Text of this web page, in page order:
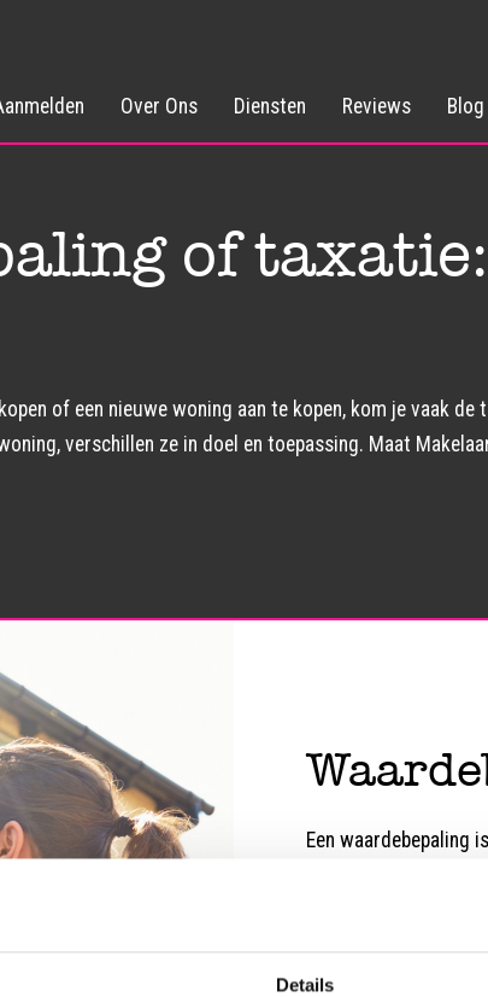
Details
Over Ons Diensten Reviews Blog
of
of een nieuwe woning aan te kopen, kom je vaak
verschillen ze in doel en toepassing. Maat
Een waardebepaling
woning. Makelaars
het oriënteren op
opleveren bij
woningen in de buurt